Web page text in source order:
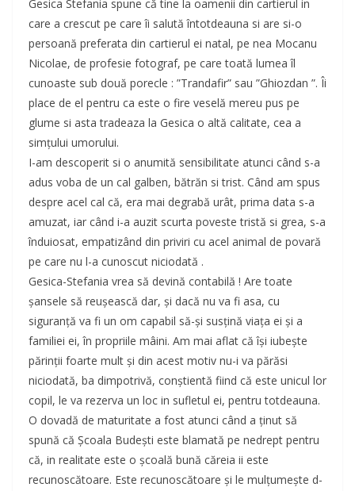
Gesica Stefania spune că tine la oamenii din cartierul in
care a crescut pe care îi salută întotdeauna si are si-o
persoană preferata din cartierul ei natal, pe nea Mocanu
Nicolae, de profesie fotograf, pe care toată lumea îl
cunoaste sub două porecle : ”Trandafir” sau ”Ghiozdan ”. Îi
place de el pentru ca este o fire veselă mereu pus pe
glume si asta tradeaza la Gesica o altă calitate, cea a
simțului umorului.
I-am descoperit si o anumită sensibilitate atunci când s-a
adus voba de un cal galben, bătrăn si trist. Când am spus
despre acel cal că, era mai degrabă urât, prima data s-a
amuzat, iar când i-a auzit scurta poveste tristă si grea, s-a
înduiosat, empatizând din priviri cu acel animal de povară
pe care nu l-a cunoscut niciodată .
Gesica-Stefania vrea să devină contabilă ! Are toate
șansele să reușească dar, și dacă nu va fi asa, cu
siguranță va fi un om capabil să-și susțină viața ei și a
familiei ei, în propriile mâini. Am mai aflat că își iubește
părinții foarte mult și din acest motiv nu-i va părăsi
niciodată, ba dimpotrivă, conștientă fiind că este unicul lor
copil, le va rezerva un loc in sufletul ei, pentru totdeauna.
O dovadă de maturitate a fost atunci când a ținut să
spună că Școala Budești este blamată pe nedrept pentru
că, in realitate este o școală bună căreia ii este
recunoscătoare. Este recunoscătoare și le mulțumește d-